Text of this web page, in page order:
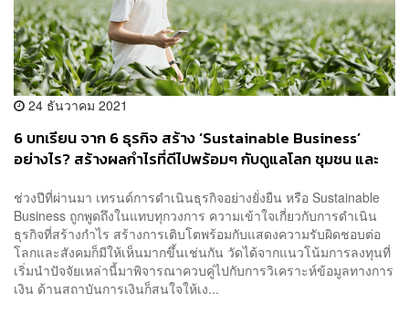
24 ธันวาคม 2021
6 บทเรียน จาก 6 ธุรกิจ สร้าง ‘Sustainable Business’
อย่างไร? สร้างผลกำไรที่ดีไปพร้อมๆ กับดูแลโลก ชุมชน และ
ช่วงปีที่ผ่านมา เทรนด์การดำเนินธุรกิจอย่างยั่งยืน หรือ Sustainable
Business ถูกพูดถึงในแทบทุกวงการ ความเข้าใจเกี่ยวกับการดำเนิน
ธุรกิจที่สร้างกำไร สร้างการเติบโตพร้อมกับแสดงความรับผิดชอบต่อ
โลกและสังคมก็มีให้เห็นมากขึ้นเช่นกัน วัดได้จากแนวโน้มการลงทุนที่
เริ่มนำปัจจัยเหล่านี้มาพิจารณาควบคู่ไปกับการวิเคราะห์ข้อมูลทางการ
เงิน ด้านสถาบันการเงินก็สนใจให้เง...